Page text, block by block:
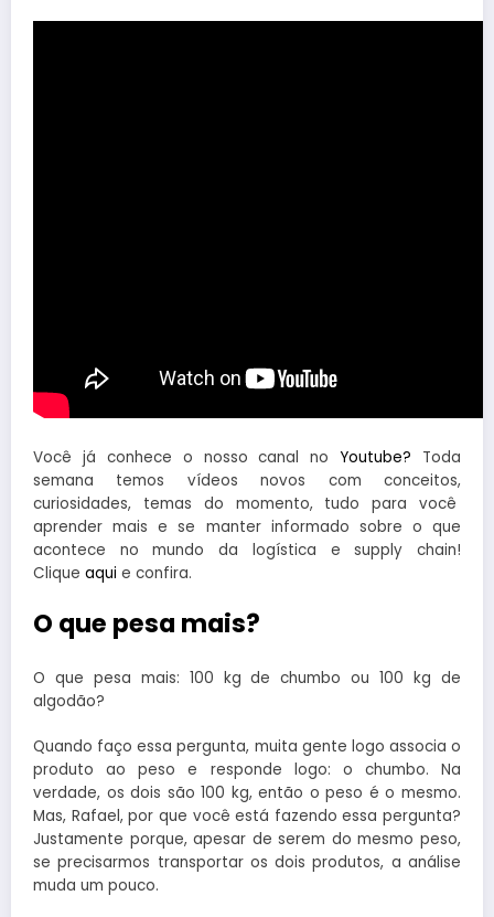
Você já conhece o nosso canal no Youtube? Toda
semana temos vídeos novos com conceitos,
curiosidades, temas do momento, tudo para você
aprender mais e se manter informado sobre o que
acontece no mundo da logística e supply chain!
Clique aqui e confira.
O que pesa mais?
O que pesa mais: 100 kg de chumbo ou 100 kg de
algodão?
Quando faço essa pergunta, muita gente logo associa o
produto ao peso e responde logo: o chumbo. Na
verdade, os dois são 100 kg, então o peso é o mesmo.
Mas, Rafael, por que você está fazendo essa pergunta?
Justamente porque, apesar de serem do mesmo peso,
se precisarmos transportar os dois produtos, a análise
muda um pouco.